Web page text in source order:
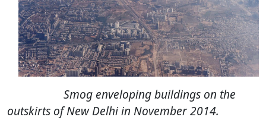
Smog enveloping buildings on the
outskirts of New Delhi in November 2014.